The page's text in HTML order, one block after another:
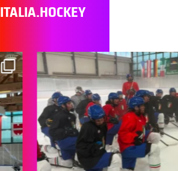
ITALIA.HOCKEY